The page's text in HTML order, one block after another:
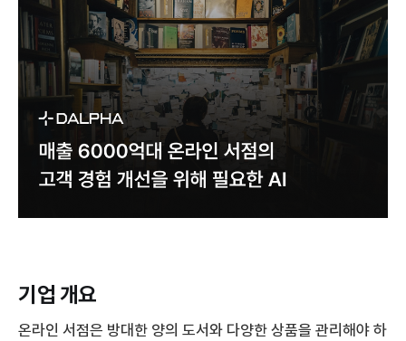
기업 개요
온라인 서점은 방대한 양의 도서와 다양한 상품을 관리해야 하